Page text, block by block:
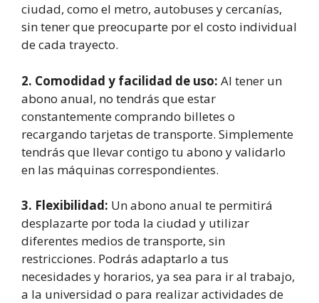
ciudad, como el metro, autobuses y cercanías,
sin tener que preocuparte por el costo individual
de cada trayecto.
2. Comodidad y facilidad de uso: Al tener un
abono anual, no tendrás que estar
constantemente comprando billetes o
recargando tarjetas de transporte. Simplemente
tendrás que llevar contigo tu abono y validarlo
en las máquinas correspondientes.
3. Flexibilidad: Un abono anual te permitirá
desplazarte por toda la ciudad y utilizar
diferentes medios de transporte, sin
restricciones. Podrás adaptarlo a tus
necesidades y horarios, ya sea para ir al trabajo,
a la universidad o para realizar actividades de